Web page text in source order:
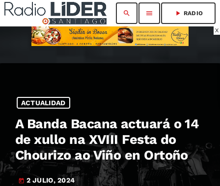
X
search menu play_arrow RADIO
ACTUALIDAD
A Banda Bacana actuará o 14
de xullo na XVIII Festa do
Chourizo ao Viño en Ortoño
today 2 JULIO, 2024